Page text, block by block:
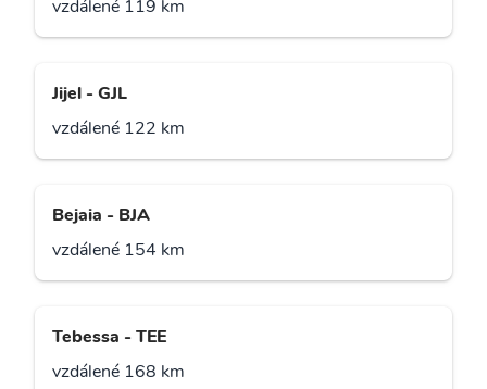
vzdálené 119 km
Jijel - GJL
vzdálené 122 km
Bejaia - BJA
vzdálené 154 km
Tebessa - TEE
vzdálené 168 km